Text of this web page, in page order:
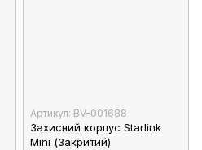
Артикул: BV-001688
Захисний корпус Starlink
Mini (Закритий)